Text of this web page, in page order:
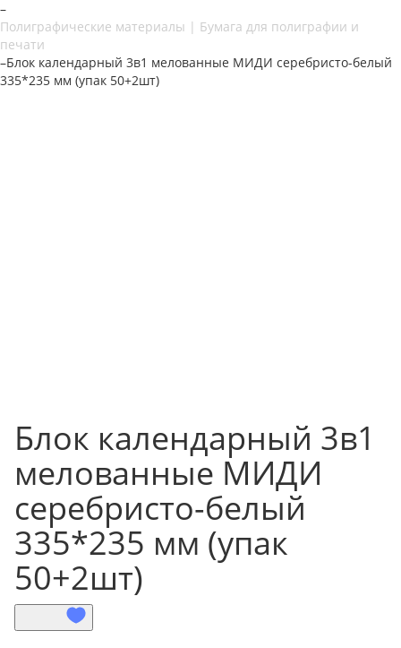
–
Полиграфические материалы | Бумага для полиграфии и
печати
–Блок календарный 3в1 мелованные МИДИ серебристо-белый
335*235 мм (упак 50+2шт)
Блок календарный 3в1
мелованные МИДИ
серебристо-белый
335*235 мм (упак
50+2шт)